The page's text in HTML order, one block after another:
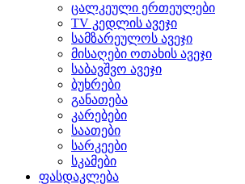
ცალკეული ერთეულები
TV კედლის ავეჯი
სამზარეულოს ავეჯი
მისაღები ოთახის ავეჯი
საბავშვო ავეჯი
ბუხრები
განათება
კარებები
საათები
სარკეები
სკამები
ფასდაკლება